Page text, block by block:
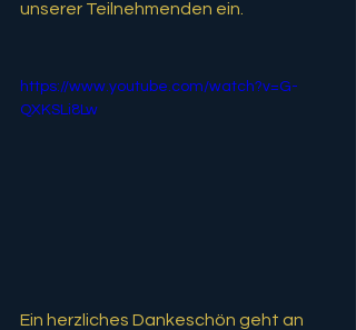
unserer Teilnehmenden ein.
https://www.youtube.com/watch?v=G-
QXKSLi8Lw
Ein herzliches Dankeschön geht an